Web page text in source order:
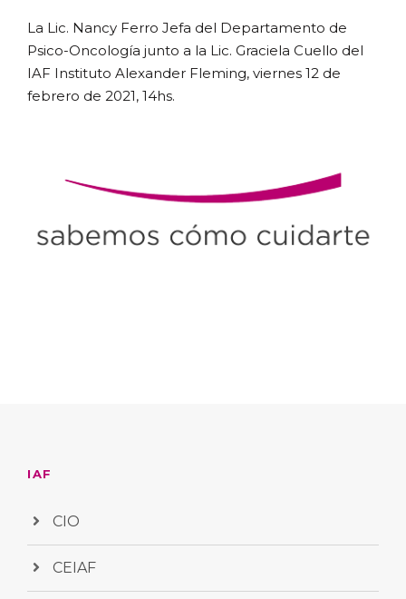
La Lic. Nancy Ferro Jefa del Departamento de
Psico-Oncología junto a la Lic. Graciela Cuello del
IAF Instituto Alexander Fleming, viernes 12 de
febrero de 2021, 14hs.
IAF
CIO
CEIAF